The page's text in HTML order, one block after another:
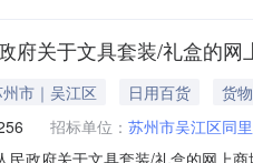
府关于文具套装/礼盒的
市｜吴江区 日用百货
货物
招标单位： 苏州市吴江区同
民政府关于文具套装/礼盒的网上